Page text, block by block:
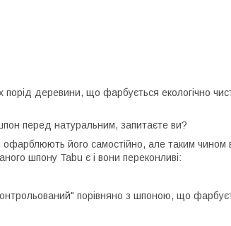
деревини, що фарбується екологічно
перед натуральним, запитаєте ви?
офарблюють його самостійно, але таким
шпону Tabu є і вони переконливі:
порівняно з шпоною, що